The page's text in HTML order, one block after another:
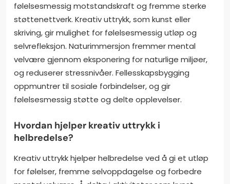
følelsesmessig motstandskraft og fremme sterke
støttenettverk. Kreativ uttrykk, som kunst eller
skriving, gir mulighet for følelsesmessig utløp og
selvrefleksjon. Naturimmersjon fremmer mental
velvære gjennom eksponering for naturlige miljøer,
og reduserer stressnivåer. Fellesskapsbygging
oppmuntrer til sosiale forbindelser, og gir
følelsesmessig støtte og delte opplevelser.
Hvordan hjelper kreativ uttrykk i
helbredelse?
Kreativ uttrykk hjelper helbredelse ved å gi et utløp
for følelser, fremme selvoppdagelse og forbedre